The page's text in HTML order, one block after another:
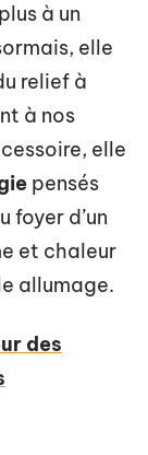
à un
elle
relief à
à nos
elle
pensés
foyer d’un
et chaleur
allumage.
des